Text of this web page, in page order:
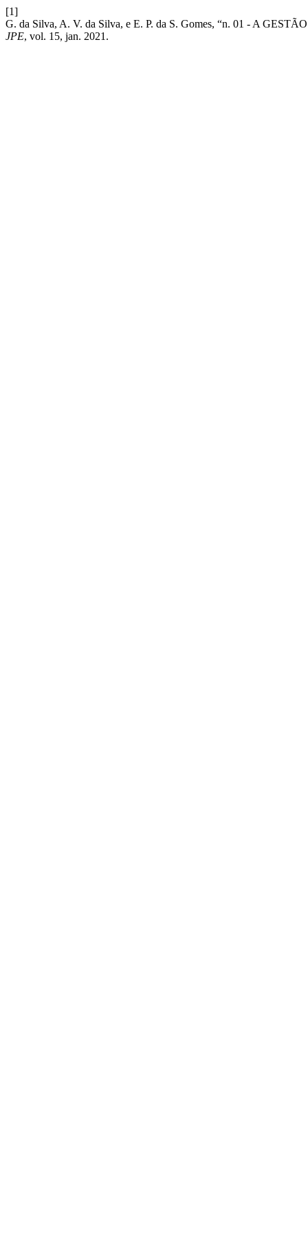
[1]
G. da Silva, A. V. da Silva, e E. P. da S. Gomes, “n. 01 - A
JPE, vol. 15, jan. 2021.